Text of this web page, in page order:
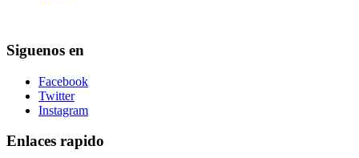
Siguenos en
Facebook
Twitter
Instagram
Enlaces rapido